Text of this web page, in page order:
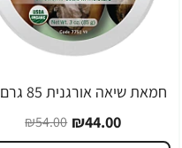
-19%
₪44.00
₪54.00